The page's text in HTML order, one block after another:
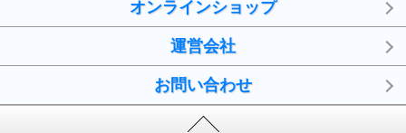
オンラインショップ
運営会社
お問い合わせ